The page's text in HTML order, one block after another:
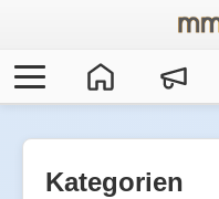
Kategorien